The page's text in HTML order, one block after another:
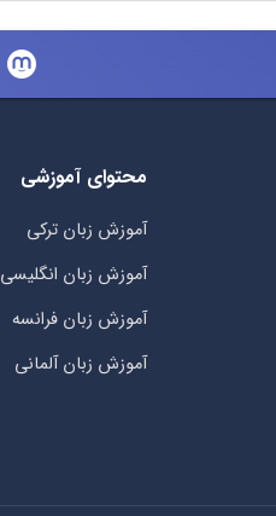
محتوای آموزشی
آموزش زبان ترکی
آموزش زبان انگلیسی
آموزش زبان فرانسه
آموزش زبان آلمانی